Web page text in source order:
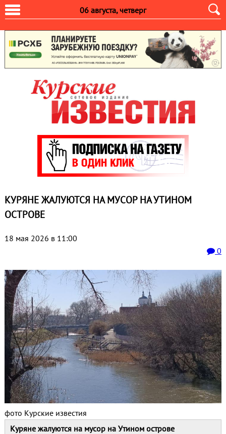
06 августа, четверг
КУРЯНЕ ЖАЛУЮТСЯ НА МУСОР НА УТИНОМ
ОСТРОВЕ
18 мая 2026 в 11:00
0
фото Курские известия
Куряне жалуются на мусор на Утином острове